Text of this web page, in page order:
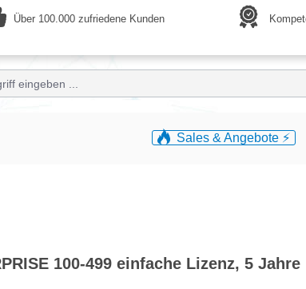
Über 100.000 zufriedene Kunden
Sales & Angebote ⚡️
100-499 einfache Lizenz, 5 Jahre